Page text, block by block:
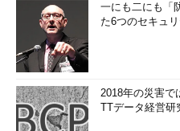
名（アカウント名）とパスワードを指定
（12）SMTPサーバーとの接続プロ
（13）これをクリックするとSMTP
される。成功すると差出人の追加を承認
が、差出人宛てに送信される。
上記ウィザードにおける
一にも二にも「
た6つのセキュ
2018年の災害で
TTデータ経営研